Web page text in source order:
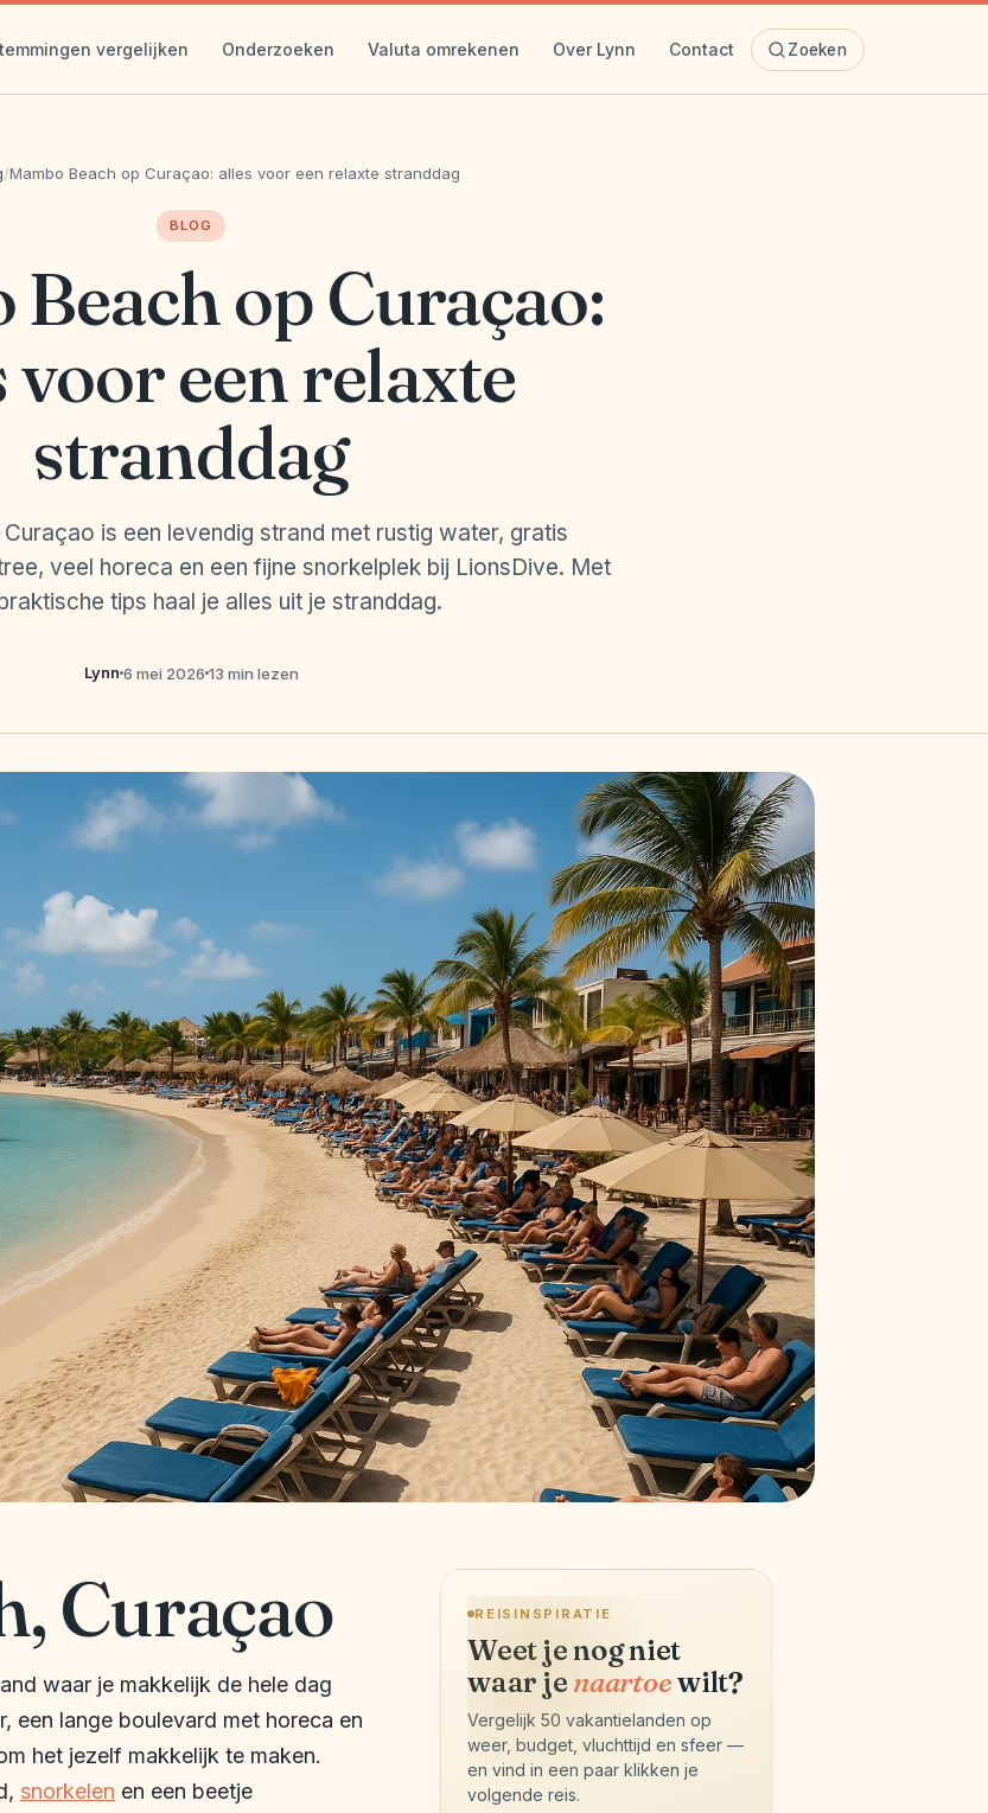
vergelijken Onderzoeken Valuta omrekenen Over Lynn Contact Zoeken
/Mambo Beach op Curaçao: alles voor een relaxte stranddag
BLOG
Beach op Curaçao:
voor een relaxte
stranddag
is een levendig strand met rustig water, gratis
veel horeca en een fijne snorkelplek bij LionsDive. Met
tips haal je alles uit je stranddag.
Lynn 6 mei 2026 13 min lezen
Curaçao
waar je makkelijk de hele dag
een lange boulevard met horeca en
het jezelf makkelijk te maken.
snorkelen en een beetje
REISINSPIRATIE
Weet je nog niet
waar je naartoewilt?
Vergelijk 50 vakantielanden op
weer, budget, vluchttijd en sfeer —
en vind in een paar klikken je
volgende reis.